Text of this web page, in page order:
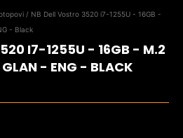
/ NB Dell Vostro 3520 i7-1255U - 16GB -
- Black
I7-1255U - 16GB - M.2
- ENG - BLACK